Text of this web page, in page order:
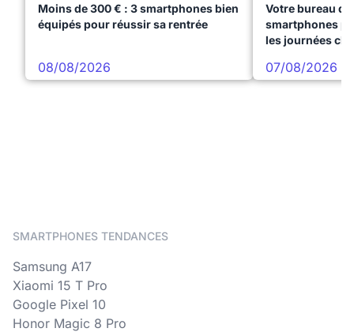
Moins de 300 € : 3 smartphones bien
équipés pour réussir sa rentrée
08/08/2026
Votre bureau
smartphones
les journées
07/08/2026
SMARTPHONES TENDANCES
Samsung A17
Xiaomi 15 T Pro
Google Pixel 10
Honor Magic 8 Pro